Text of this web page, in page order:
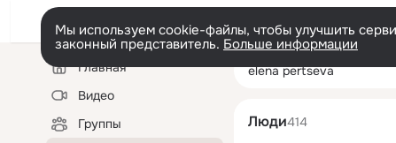
Мы используем cookie-файлы, чтобы улучшить
законный представитель. Больше информации
Левая
колонкаГлавная
Видео
Группы
elena pertseva
Люди414